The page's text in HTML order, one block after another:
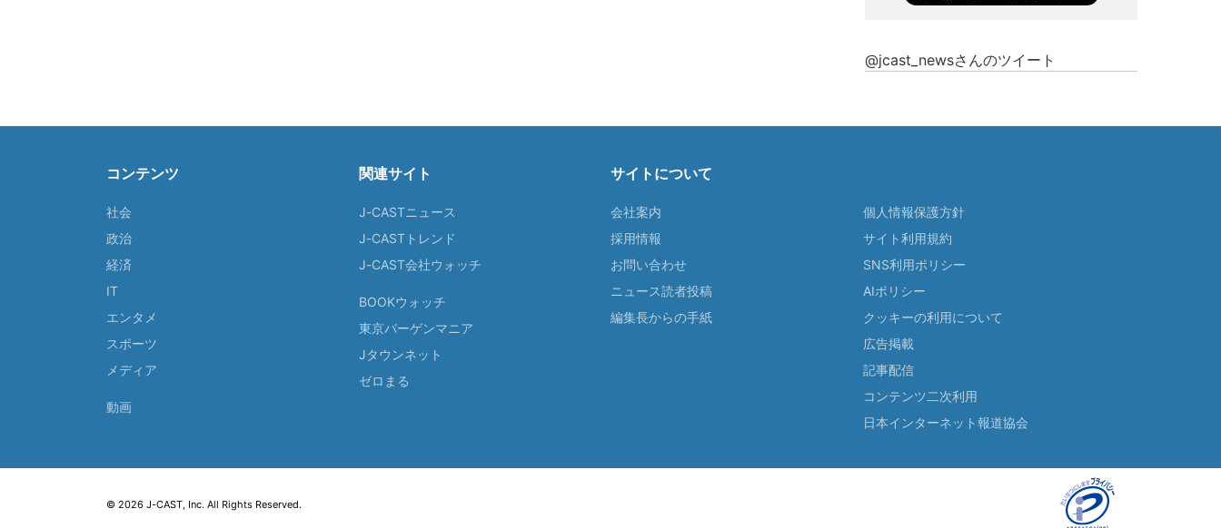
@jcast_newsさんのツイート
コンテンツ
社会
政治
経済
IT
エンタメ
スポーツ
メディア
動画
関連サイト
J-CASTニュース
J-CASTトレンド
J-CAST会社ウォッチ
BOOKウォッチ
東京バーゲンマニア
Jタウンネット
ゼロまる
サイトについて
会社案内
採用情報
お問い合わせ
ニュース読者投稿
編集長からの手紙
個人情報保護方針
サイト利用規約
SNS利用ポリシー
AIポリシー
クッキーの利用について
広告掲載
記事配信
コンテンツ二次利用
日本インターネット報道協会
© 2026 J-CAST, Inc. All Rights Reserved.